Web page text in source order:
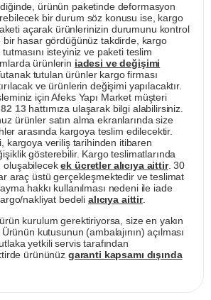
ürünün paketinde deformasyon
bir durum söz konusu ise, kargo
açarak ürünlerinizin durumunu kontrol
bir hasar gördüğünüz takdirde, kargo
isteyiniz ve paketi teslim
ürünlerin iadesi ve değişimi
tutulan ürünler kargo firması
ve ürünlerin değişimi yapılacaktır.
için Afeks Yapı Market müşteri
13hattımıza ulaşarak bilgi alabilirsiniz.
ürünler satın alma ekranlarında size
arasında kargoya teslim edilecektir.
kargoya veriliş tarihinden itibaren
gösterebilir. Kargo teslimatlarında
oluşabilecekek ücretler alıcıya aittir. 30
araç üstü gerçekleşmektedir ve teslimat
hakkı kullanılması nedeni ile iade
nakliyat bedeli alıcıya aittir.
ürün kurulum gerektiriyorsa, size en yakın
kutusunun (ambalajının) açılması
yetkili servis tarafından
ürününüz garanti kapsamı dışında